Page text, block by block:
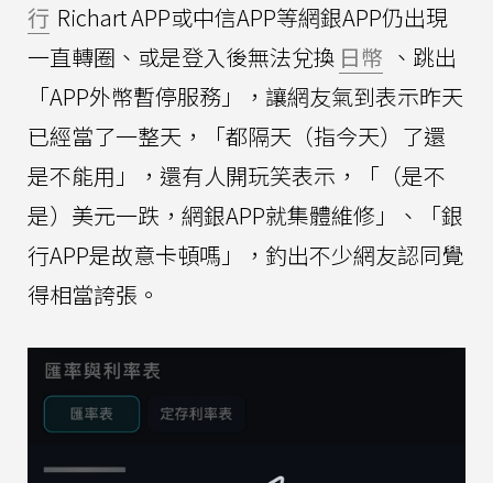
行 Richart APP或中信APP等網銀APP仍出現
一直轉圈、或是登入後無法兌換 日幣 、跳出
「APP外幣暫停服務」，讓網友氣到表示昨天
已經當了一整天，「都隔天（指今天）了還
是不能用」，還有人開玩笑表示，「（是不
是）美元一跌，網銀APP就集體維修」、「銀
行APP是故意卡頓嗎」，釣出不少網友認同覺
得相當誇張。